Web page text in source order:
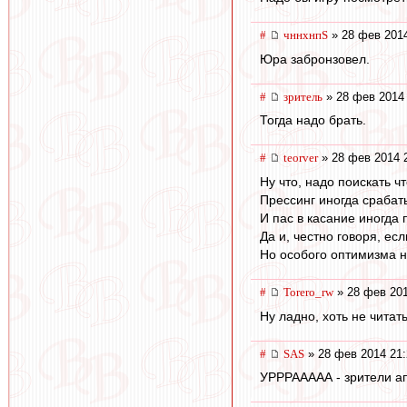
# чннхнпS » 28 фев
Юра забронзовел.
# зpитель » 28 фев 2014
Тогда надо брать.
# teorver» 28 фев 2014
Ну что, надо поискать
Прессинг иногда
И пас в касание иногда
Да и, честно говоря,
Но особого оптимизма
# Torero_rw» 28 фев
Ну ладно, хоть не
# SAS » 28 фев 2014
УРРРААААА - зрители